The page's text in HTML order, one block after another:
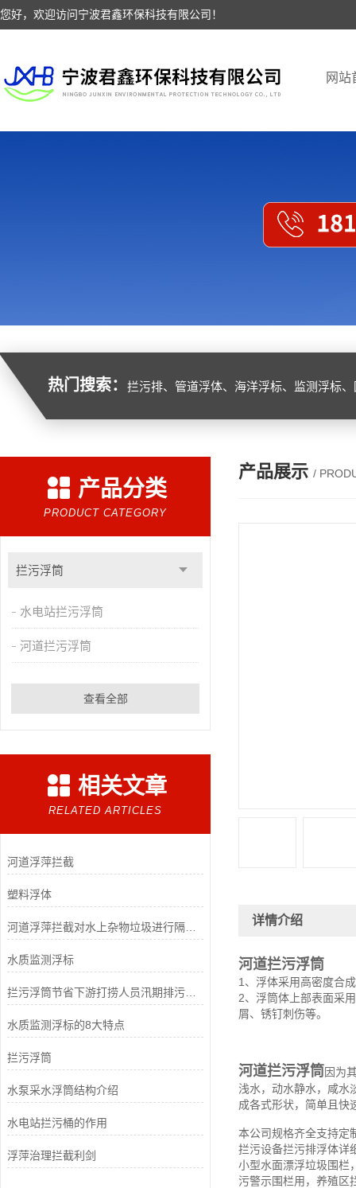
您好，欢迎访问宁波君鑫环保科技有限公司！
网站
热门搜索： 拦污排、管道浮体、海洋浮标、监测浮标
产品分类
PRODUCT CATEGORY
拦污浮筒
水电站拦污浮筒
河道拦污浮筒
查看全部
相关文章
RELATED ARTICLES
河道浮萍拦截
塑料浮体
河道浮萍拦截对水上杂物垃圾进行隔离打捞，提高工作效率和清理效果
水质监测浮标
拦污浮筒节省下游打捞人员汛期排污水上作业强度
水质监测浮标的8大特点
拦污浮筒
水泵采水浮筒结构介绍
水电站拦污桶的作用
浮萍治理拦截利剑
产品展示 /
详情介绍
河道拦污浮筒
1、浮体采用高密度合
2、浮筒体上部表面采
屑、锈钉刺伤等。
河道拦污浮筒因为
浅水，动水静水，咸水
成各式形状，简单且快
本公司规格齐全支持定
拦污设备拦污排浮体详
小型水面漂浮垃圾围栏
污警示围栏用，养殖区